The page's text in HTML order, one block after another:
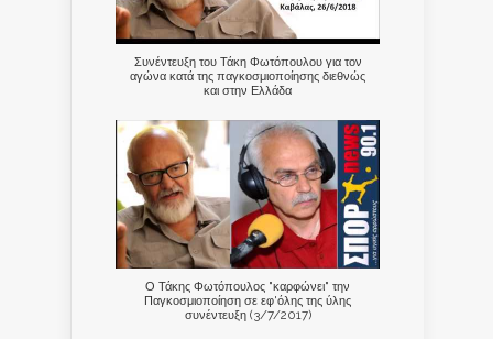
Συνέντευξη του Τάκη Φωτόπουλου για τον
αγώνα κατά της παγκοσμιοποίησης διεθνώς
και στην Ελλάδα
Ο Τάκης Φωτόπουλος "καρφώνει" την
Παγκοσμιοποίηση σε εφ'όλης της ύλης
συνέντευξη (3/7/2017)